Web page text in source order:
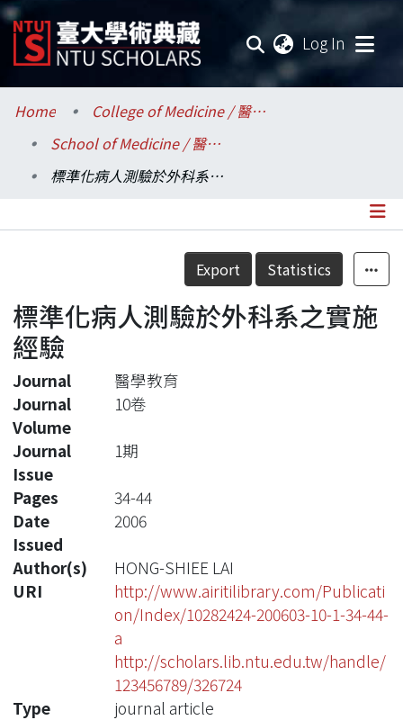
Log In
Communities & Collections
Research Outputs
Statistics
Home
College of Medicine / 醫學院
School of Medicine / 醫學系
標準化病人測驗於外科系之實施經驗
Details
Export Statistics
標準化病人測驗於外科系之實施
經驗
Journal
醫學教育
Journal
Volume
10卷
Journal
Issue
1期
Pages
34-44
Date
Issued
2006
Author(s)
HONG-SHIEE LAI
URI
http://www.airitilibrary.com/Publicati
on/Index/10282424-200603-10-1-34-44-
a
http://scholars.lib.ntu.edu.tw/handle/
123456789/326724
Type
journal article